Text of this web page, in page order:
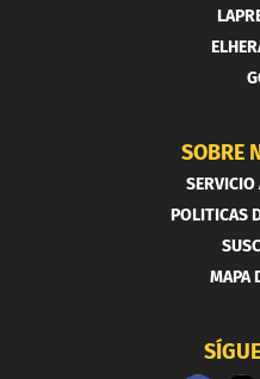
SOBRE
POLITICAS
MAPA